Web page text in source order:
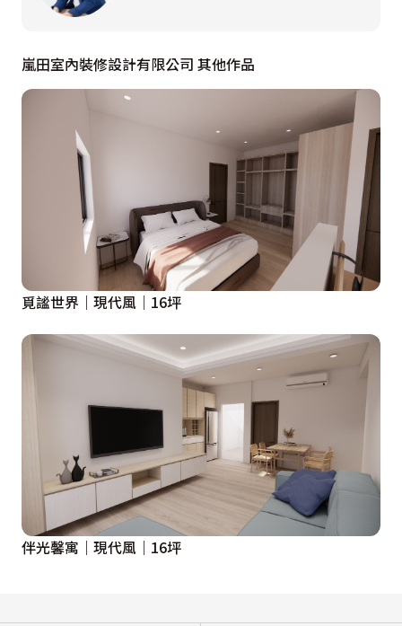
嵐田室內裝修設計有限公司 其他作品
覓謐世界｜現代風｜16坪
伴光馨寓｜現代風｜16坪